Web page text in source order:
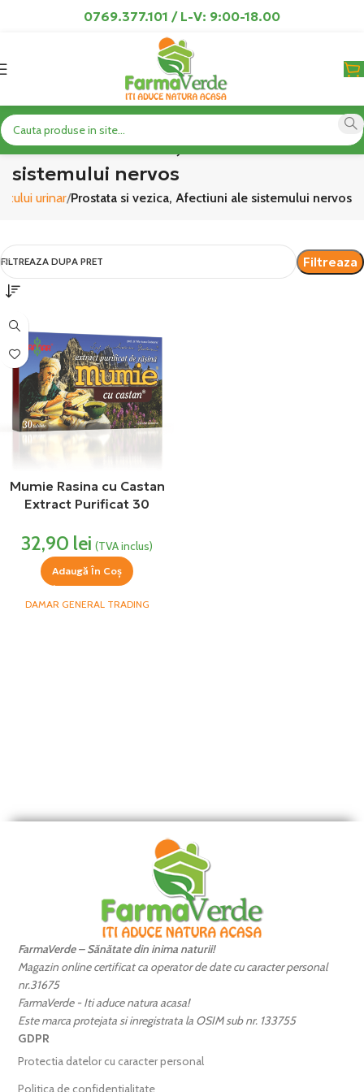
0769.377.101 / L-V: 9:00-18.00
Prostata si vezica, Afectiuni ale
sistemului nervos
urinar Prostata si vezica, Afectiuni ale sistemului nervos
FILTREAZA DUPA PRET Filtreaza
Mumie Rasina cu Castan
Extract Purificat 30
32,90 lei (TVA inclus)
Adaugă În Coș
DAMAR GENERAL TRADING
FarmaVerde – Sănătate din inima naturii!
Magazin online certificat ca operator de date cu caracter personal
nr.31675
FarmaVerde - Iti aduce natura acasa!
Este marca protejata si inregistrata la OSIM sub nr. 133755
GDPR
Protectia datelor cu caracter personal
Politica de confidentialitate